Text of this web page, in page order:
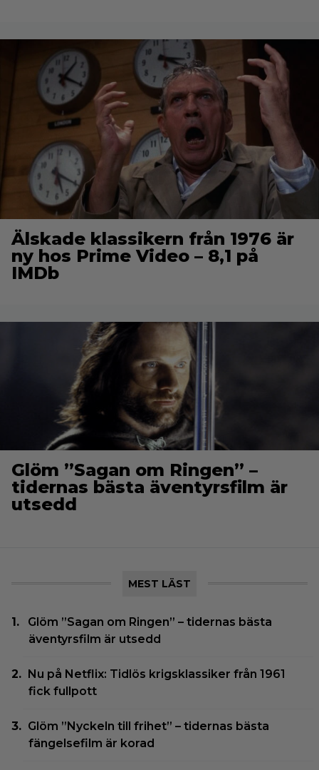
Älskade klassikern från 1976 är
ny hos Prime Video – 8,1 på
IMDb
Glöm ”Sagan om Ringen” –
tidernas bästa äventyrsfilm är
utsedd
MEST LÄST
Glöm ”Sagan om Ringen” – tidernas bästa
äventyrsfilm är utsedd
Nu på Netflix: Tidlös krigsklassiker från 1961
fick fullpott
Glöm ”Nyckeln till frihet” – tidernas bästa
fängelsefilm är korad